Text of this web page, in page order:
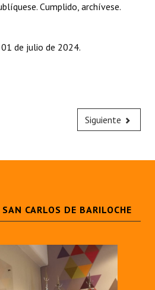
Cumplido, archívese.
de julio de 2024.
Siguiente
CARLOS DE BARILOCHE